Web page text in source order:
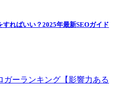
すればいい？2025年最新SEOガイド